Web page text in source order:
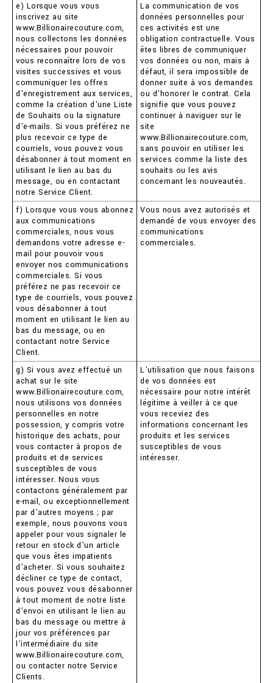
e) Lorsque vous vous
inscrivez au site
www.Billionairecouture.com,
nous collectons les données
nécessaires pour pouvoir
vous reconnaître lors de vos
visites successives et vous
communiquer les offres
d'enregistrement aux services,
comme la création d'une Liste
de Souhaits ou la signature
d'e-mails. Si vous préférez ne
plus recevoir ce type de
courriels, vous pouvez vous
désabonner à tout moment en
utilisant le lien au bas du
message, ou en contactant
notre Service Client.
La communication de vos
données personnelles pour
ces activités est une
obligation contractuelle. Vous
êtes libres de communiquer
vos données ou non, mais à
défaut, il sera impossible de
donner suite à vos demandes
ou d'honorer le contrat. Cela
signifie que vous pouvez
continuer à naviguer sur le
site
www.Billionairecouture.com,
sans pouvoir en utiliser les
services comme la liste des
souhaits ou les avis
concernant les nouveautés.
f) Lorsque vous vous abonnez
aux communications
commerciales, nous vous
demandons votre adresse e-
mail pour pouvoir vous
envoyer nos communications
commerciales. Si vous
préférez ne pas recevoir ce
type de courriels, vous pouvez
vous désabonner à tout
moment en utilisant le lien au
bas du message, ou en
contactant notre Service
Client.
Vous nous avez autorisés et
demandé de vous envoyer des
communications
commerciales.
g) Si vous avez effectué un
achat sur le site
www.Billionairecouture.com,
nous utilisons vos données
personnelles en notre
possession, y compris votre
historique des achats, pour
vous contacter à propos de
produits et de services
susceptibles de vous
intéresser. Nous vous
contactons généralement par
e-mail, ou exceptionnellement
par d'autres moyens ; par
exemple, nous pouvons vous
appeler pour vous signaler le
retour en stock d'un article
que vous êtes impatients
d'acheter. Si vous souhaitez
décliner ce type de contact,
vous pouvez vous désabonner
à tout moment de notre liste
d'envoi en utilisant le lien au
bas du message ou mettre à
jour vos préférences par
l'intermédiaire du site
www.Billionairecouture.com,
ou contacter notre Service
Clients.
L'utilisation que nous faisons
de vos données est
nécessaire pour notre intérêt
légitime à veiller à ce que
vous receviez des
informations concernant les
produits et les services
susceptibles de vous
intéresser.